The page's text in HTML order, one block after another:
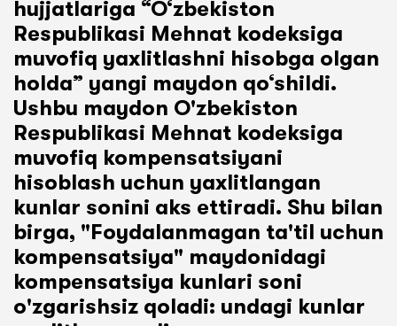
hujjatlariga “O‘zbekiston
Respublikasi Mehnat kodeksiga
muvofiq yaxlitlashni hisobga olgan
holda” yangi maydon qo‘shildi.
Ushbu maydon O'zbekiston
Respublikasi Mehnat kodeksiga
muvofiq kompensatsiyani
hisoblash uchun yaxlitlangan
kunlar sonini aks ettiradi. Shu bilan
birga, "Foydalanmagan ta'til uchun
kompensatsiya" maydonidagi
kompensatsiya kunlari soni
o'zgarishsiz qoladi: undagi kunlar